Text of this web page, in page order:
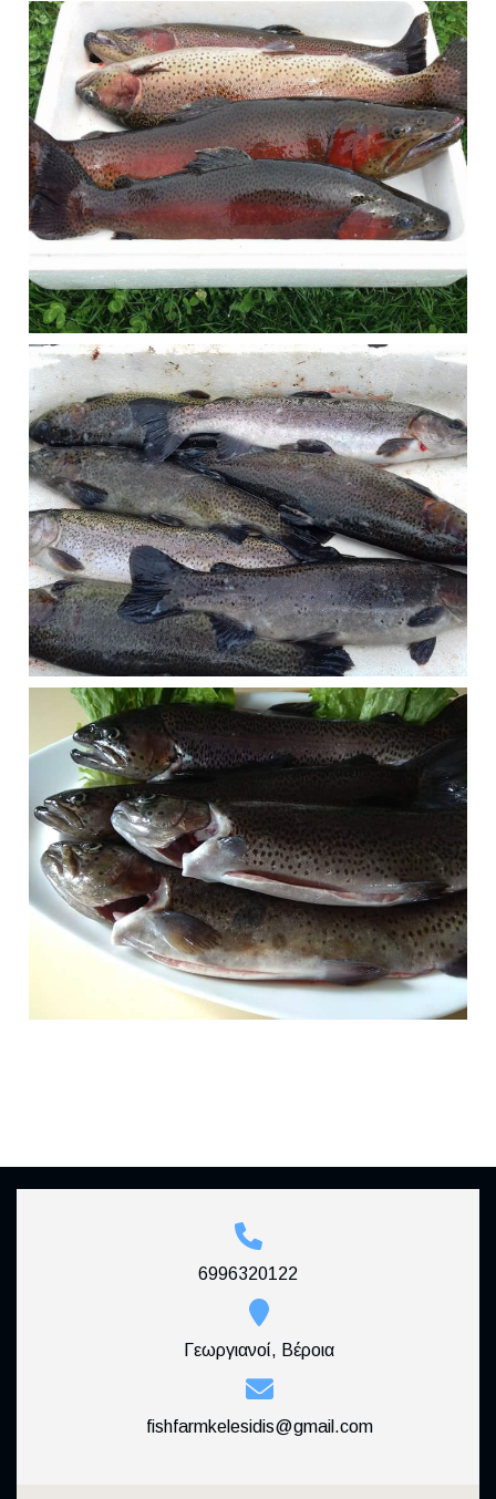
6996320122
Γεωργιανοί, Βέροια
fishfarmkelesidis@gmail.com